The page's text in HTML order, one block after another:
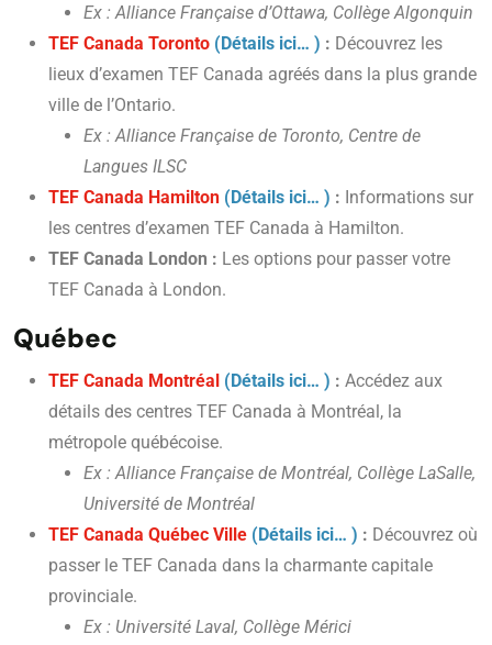
Ex : Alliance Française d’Ottawa, Collège Algonquin
TEF Canada Toronto (Détails ici… ) : Découvrez les
lieux d’examen TEF Canada agréés dans la plus grande
ville de l’Ontario.
Ex : Alliance Française de Toronto, Centre de
Langues ILSC
TEF Canada Hamilton (Détails ici… ) : Informations sur
les centres d’examen TEF Canada à Hamilton.
TEF Canada London : Les options pour passer votre
TEF Canada à London.
Québec
TEF Canada Montréal (Détails ici… ) : Accédez aux
détails des centres TEF Canada à Montréal, la
métropole québécoise.
Ex : Alliance Française de Montréal, Collège LaSalle,
Université de Montréal
TEF Canada Québec Ville (Détails ici… ) : Découvrez où
passer le TEF Canada dans la charmante capitale
provinciale.
Ex : Université Laval, Collège Mérici